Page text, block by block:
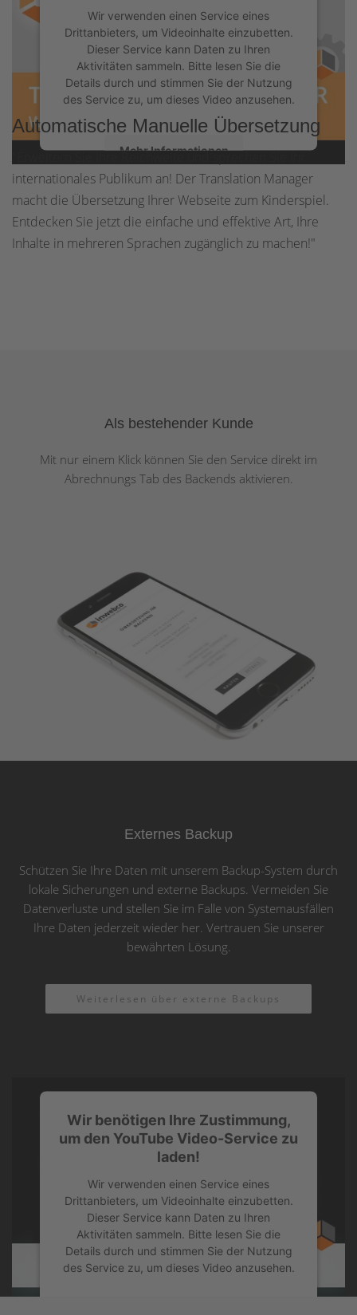
Wir verwenden einen Service eines
Drittanbieters, um Videoinhalte einzubetten.
Dieser Service kann Daten zu Ihren
Aktivitäten sammeln. Bitte lesen Sie die
Details durch und stimmen Sie der Nutzung
des Service zu, um dieses Video anzusehen.
Mehr Informationen
Akzeptieren
powered byUsercentrics Consent
Management Platform& eRecht24
Automatische Manuelle Übersetzung
internationales Publikum an! Der Translation Manager
macht die Übersetzung Ihrer Webseite zum Kinderspiel.
Entdecken Sie jetzt die einfache und effektive Art, Ihre
Inhalte in mehreren Sprachen zugänglich zu machen!"
Als bestehender Kunde
Mit nur einem Klick können Sie den Service direkt im
Abrechnungs Tab des Backends aktivieren.
Externes Backup
Schützen Sie Ihre Daten mit unserem Backup-System durch
lokale Sicherungen und externe Backups. Vermeiden Sie
Datenverluste und stellen Sie im Falle von Systemausfällen
Ihre Daten jederzeit wieder her. Vertrauen Sie unserer
bewährten Lösung.
Weiterlesen über externe Backups
Wir benötigen Ihre Zustimmung,
um den YouTube Video-Service zu
laden!
Wir verwenden einen Service eines
Drittanbieters, um Videoinhalte einzubetten.
Dieser Service kann Daten zu Ihren
Aktivitäten sammeln. Bitte lesen Sie die
Details durch und stimmen Sie der Nutzung
des Service zu, um dieses Video anzusehen.